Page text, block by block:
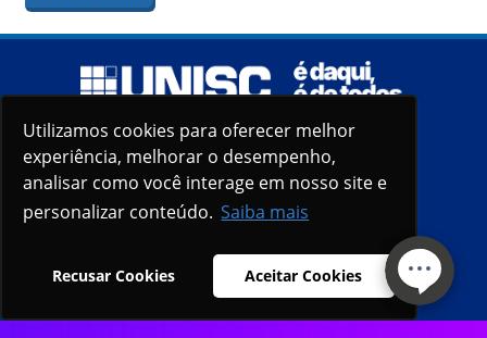
Utilizamos cookies para oferecer melhor
experiência, melhorar o desempenho,
analisar como você interage em nosso site e
personalizar conteúdo. Saiba mais
Recusar Cookies Aceitar Cookies